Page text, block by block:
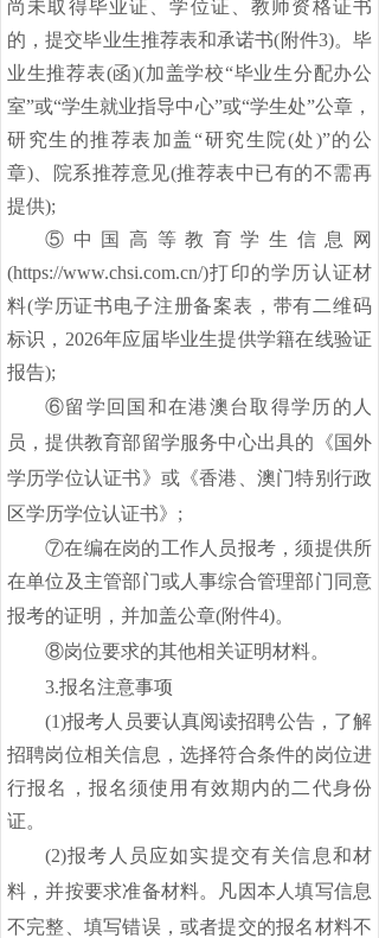
尚未取得毕业证、学位证、教师资格证书
的，提交毕业生推荐表和承诺书(附件3)。毕
业生推荐表(函)(加盖学校“毕业生分配办公
室”或“学生就业指导中心”或“学生处”公章，
研究生的推荐表加盖“研究生院(处)”的公
章)、院系推荐意见(推荐表中已有的不需再
提供);
⑤中国高等教育学生信息网
(https://www.chsi.com.cn/)打印的学历认证材
料(学历证书电子注册备案表，带有二维码
标识，2026年应届毕业生提供学籍在线验证
报告);
⑥留学回国和在港澳台取得学历的人
员，提供教育部留学服务中心出具的《国外
学历学位认证书》或《香港、澳门特别行政
区学历学位认证书》;
⑦在编在岗的工作人员报考，须提供所
在单位及主管部门或人事综合管理部门同意
报考的证明，并加盖公章(附件4)。
⑧岗位要求的其他相关证明材料。
3.报名注意事项
(1)报考人员要认真阅读招聘公告，了解
招聘岗位相关信息，选择符合条件的岗位进
行报名，报名须使用有效期内的二代身份
证。
(2)报考人员应如实提交有关信息和材
料，并按要求准备材料。凡因本人填写信息
不完整、填写错误，或者提交的报名材料不